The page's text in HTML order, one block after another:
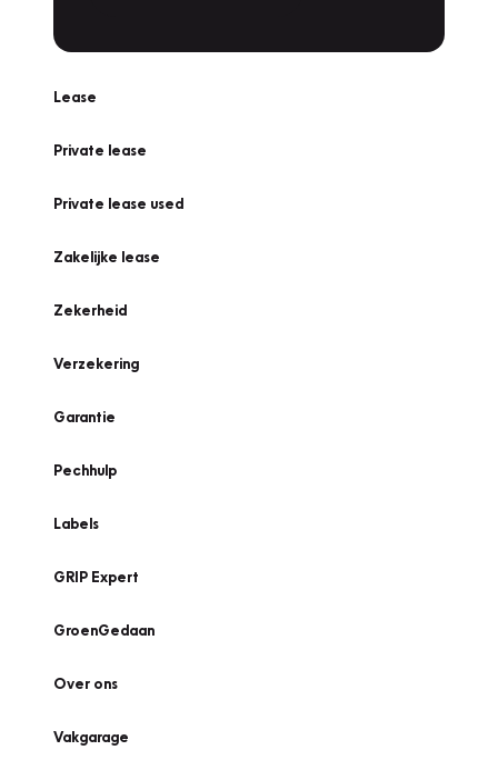
Lease
Private lease
Private lease used
Zakelijke lease
Zekerheid
Verzekering
Garantie
Pechhulp
Labels
GRIP Expert
GroenGedaan
Over ons
Vakgarage